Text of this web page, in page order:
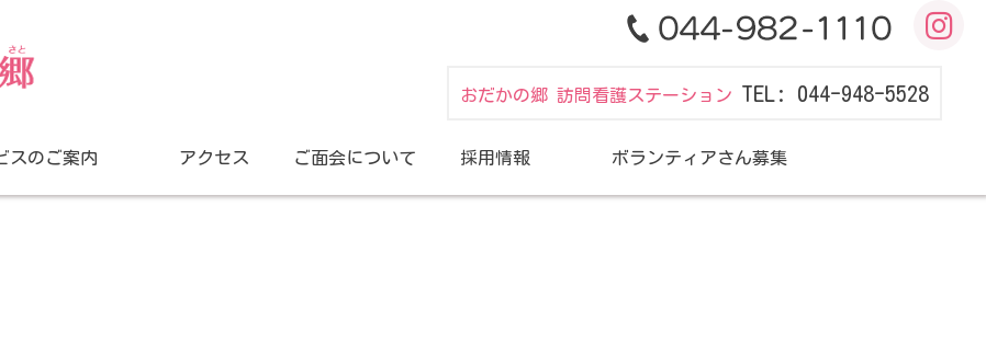
おだかの郷 訪問看護ステーション TEL: 044-948-5528
スのご案内 アクセス ご面会について 採用情報 ボランティアさん募集